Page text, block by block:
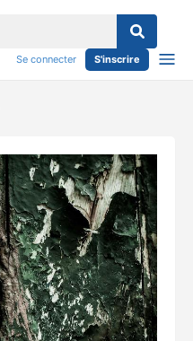
Se connecter S'inscrire